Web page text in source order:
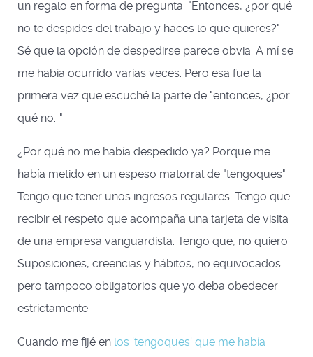
un regalo en forma de pregunta: "Entonces, ¿por qué
no te despides del trabajo y haces lo que quieres?"
Sé que la opción de despedirse parece obvia. A mí se
me había ocurrido varias veces. Pero esa fue la
primera vez que escuché la parte de "entonces, ¿por
qué no..."
¿Por qué no me había despedido ya? Porque me
había metido en un espeso matorral de "tengoques".
Tengo que tener unos ingresos regulares. Tengo que
recibir el respeto que acompaña una tarjeta de visita
de una empresa vanguardista. Tengo que, no quiero.
Suposiciones, creencias y hábitos, no equivocados
pero tampoco obligatorios que yo deba obedecer
estrictamente.
Cuando me fijé en los 'tengoques' que me había